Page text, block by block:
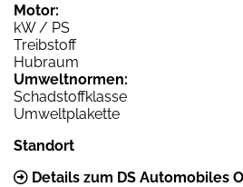
Motor:
kW / PS
Treibstoff
Hubraum
Umweltnormen:
Schadstoffklasse
Umweltplakette
Standort
Details zum DS Automobiles